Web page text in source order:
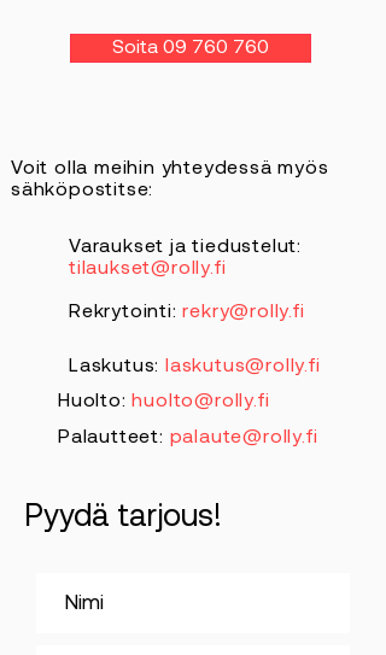
Soita 09 760 760
Voit olla meihin yhteydessä myös
sähköpostitse:
Varaukset ja tiedustelut:
tilaukset@rolly.fi
Rekrytointi:rekry@rolly.fi
Laskutus:
laskutus@rolly.fi
Huolto: huolto@rolly.fi
Palautteet: palaute@rolly.fi
Pyydä tarjous!